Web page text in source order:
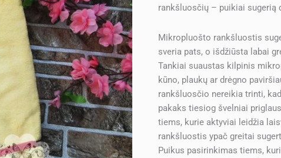
rankšluosčių – puikiai sugerią
Mikropluošto rankšluostis
sveria pats, o išdžiūsta labai
Tankiai suaustas kilpinis
kūno, plaukų ar drėgno
rankšluosčio nereikia trinti,
pakaks tiesiog švelniai
tiems, kurie aktyviai leidžia
rankšluostis ypač greitai
Puikus pasirinkimas tiems,